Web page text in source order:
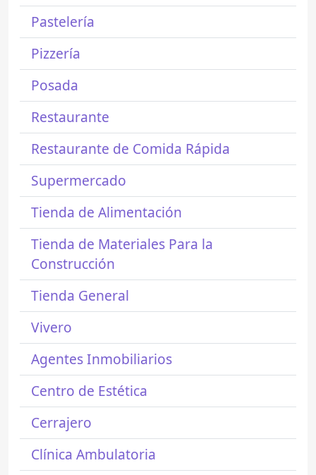
Pastelería
Pizzería
Posada
Restaurante
Restaurante de Comida Rápida
Supermercado
Tienda de Alimentación
Tienda de Materiales Para la
Construcción
Tienda General
Vivero
Agentes Inmobiliarios
Centro de Estética
Cerrajero
Clínica Ambulatoria